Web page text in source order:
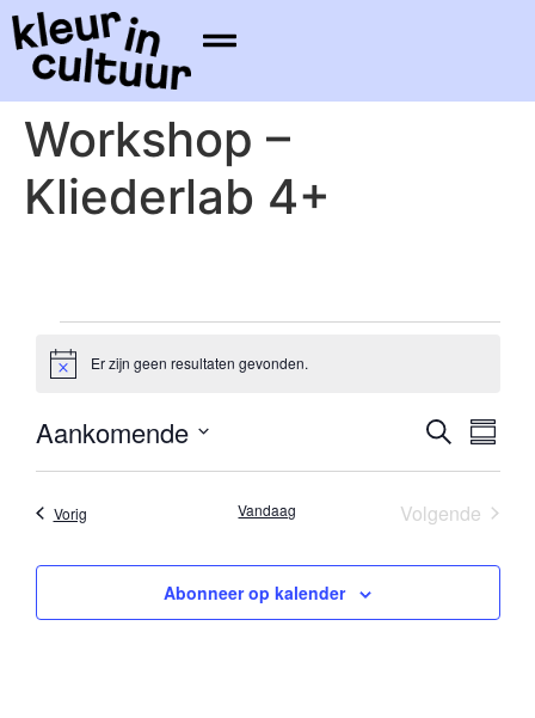
Workshop –
Kliederlab 4+
BerichtEr zijn geen resultaten gevonden.
en
Zoeken
Aankomende
datum
VorigEvenementen Vandaag Volgende
Abonneer op kalender